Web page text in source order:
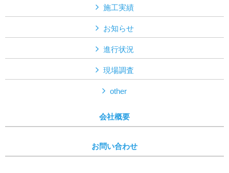
施工実績
お知らせ
進行状況
現場調査
other
会社概要
お問い合わせ